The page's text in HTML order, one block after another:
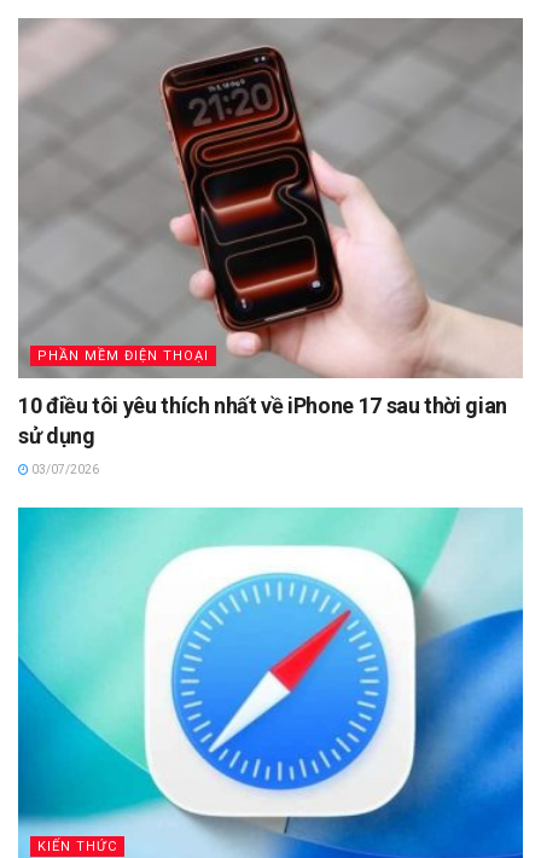
PHẦN MỀM ĐIỆN THOẠI
10 điều tôi yêu thích nhất về iPhone 17 sau thời gian
sử dụng
03/07/2026
KIẾN THỨC